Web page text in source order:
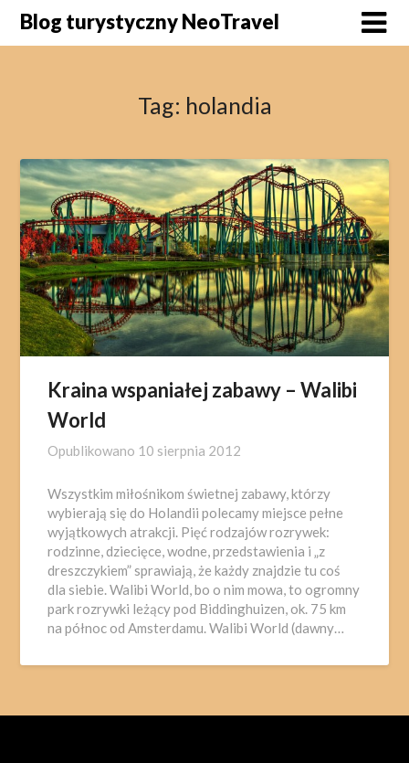
SkipBlog turystyczny NeoTravel
Tag: holandia
Kraina wspaniałej zabawy – Walibi
World
Opublikowano 10 sierpnia 2012
Wszystkim miłośnikom świetnej zabawy, którzy
wybierają się do Holandii polecamy miejsce pełne
wyjątkowych atrakcji. Pięć rodzajów rozrywek:
rodzinne, dziecięce, wodne, przedstawienia i „z
dreszczykiem” sprawiają, że każdy znajdzie tu coś
dla siebie. Walibi World, bo o nim mowa, to ogromny
park rozrywki leżący pod Biddinghuizen, ok. 75 km
na północ od Amsterdamu. Walibi World (dawny…